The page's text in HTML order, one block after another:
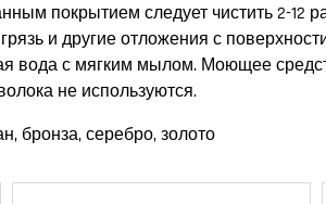
покрытием следует чистить 2-12
и другие отложения с
вода с мягким мылом. Моющее
не используются.
бронза, серебро, золото